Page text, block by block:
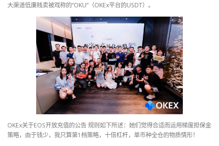
大渠道低廉贱卖被戏称的“OKU”（OKEx平台的USDT）。
OKEx关于EOS开放充值的公告 规则如下所述：她们觉得合适而运用梯度担保金
策略，由于钱少，我只算第1档策略，十倍杠杆，单币种全仓的物质情形！